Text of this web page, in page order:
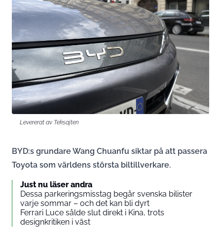
Levererat av Teksajten
BYD:s grundare Wang Chuanfu siktar på att passera
Toyota som världens största biltillverkare.
Just nu läser andra
Dessa parkeringsmisstag begår svenska bilister
varje sommar – och det kan bli dyrt
Ferrari Luce sålde slut direkt i Kina, trots
designkritiken i väst